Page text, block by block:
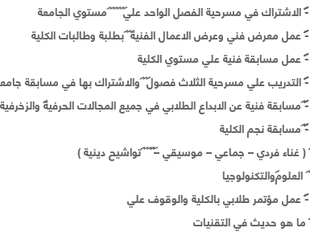
-الاشتراك في مسرحية الفصل الواحد عليمستوي الجامعة
-عمل معرض فني وعرض الاعمال الفنيةبطلبة وطالبات الكلية
-عمل مسابقة فنية علي مستوي الكلية
-التدريب علي مسرحية الثلاث فصولوالاشتراك بها في مسابقة
-مسابقة فنية عن الابداع الطلابي في جميع المجالات الحرفية والزخرفية
-مسابقة نجم الكلية
( غناء فردي – جماعي – موسيقي –تواشيح دينية )
العلوموالتكنولوجيا
-عمل مؤتمر طلابي بالكلية والوقوف علي
ما هو حديث في التقنيات